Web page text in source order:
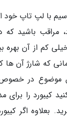
سیم با لپ تاپ خود
مراقب باشید
کم از آن بهره
که شارژ آن
موضوع در
کیبورد را
بعلاوه اگر